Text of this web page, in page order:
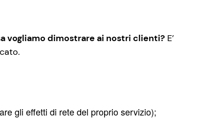
vogliamo dimostrare ai nostri clienti? E’
gli effetti di rete del proprio servizio);